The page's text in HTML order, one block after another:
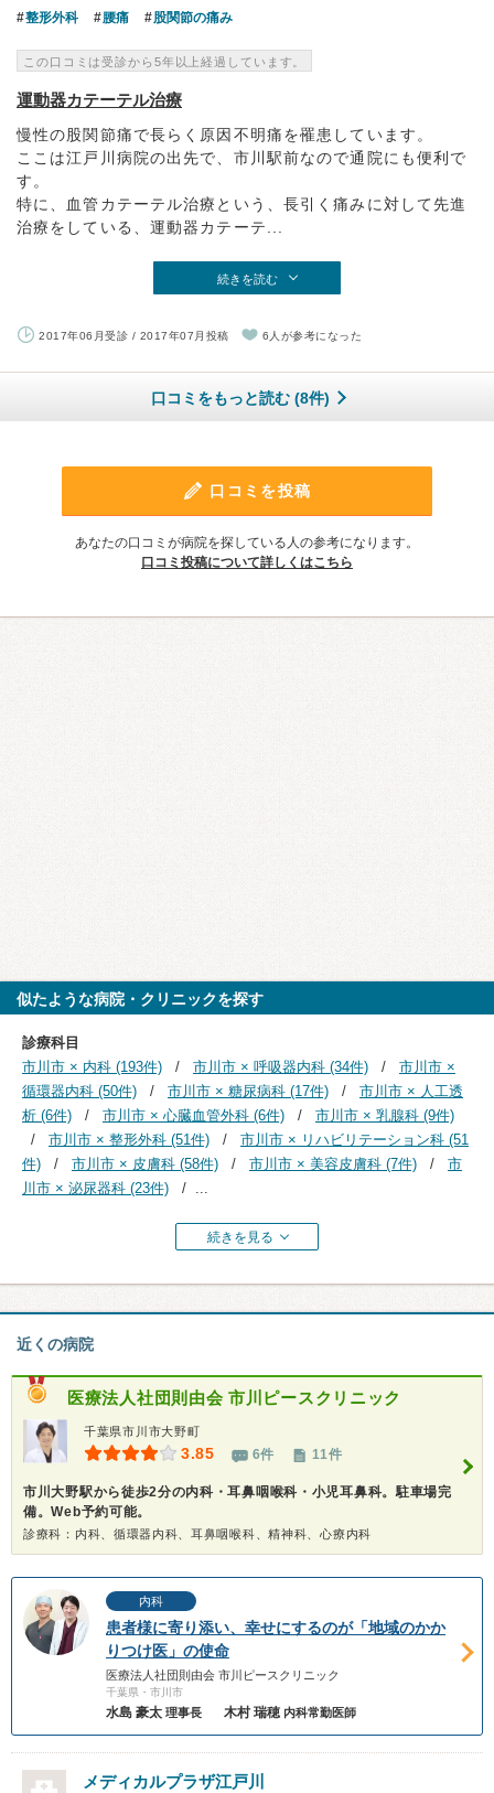
整形外科 腰痛 股関節の痛み
この口コミは受診から5年以上経過しています。
運動器カテーテル治療
慢性の股関節痛で長らく原因不明痛を罹患しています。
ここは江戸川病院の出先で、市川駅前なので通院にも便利で
す。
特に、血管カテーテル治療という、長引く痛みに対して先進
治療をしている、運動器カテーテ...
続きを読む
2017年06月受診 / 2017年07月投稿 6人が参考になった
口コミをもっと読む (8件)
口コミを投稿
あなたの口コミが病院を探している人の参考になります。
口コミ投稿について詳しくはこちら
似たような病院・クリニックを探す
診療科目
市川市 × 内科 (193件)
市川市 × 呼吸器内科 (34件)
市川市 ×
循環器内科 (50件)
市川市 × 糖尿病科 (17件)
市川市 × 人工透
析 (6件)
市川市 × 心臓血管外科 (6件)
市川市 × 乳腺科 (9件)
市川市 × 整形外科 (51件)
市川市 × リハビリテーション科 (51
件)
市川市 × 皮膚科 (58件) 市川市 × 美容皮膚科 (7件)
市
川市 × 泌尿器科 (23件)
...
続きを見る
近くの病院
医療法人社団則由会 市川ピースクリニック
千葉県市川市大野町
3.85 6件 11件
市川大野駅から徒歩2分の内科・耳鼻咽喉科・小児耳鼻科。駐車場完
備。Web予約可能。
診療科：内科、循環器内科、耳鼻咽喉科、精神科、心療内科
内科
患者様に寄り添い、幸せにするのが「地域のかか
りつけ医」の使命
医療法人社団則由会 市川ピースクリニック
千葉県・市川市
水島 豪太 理事長 木村 瑞穂 内科常勤医師
メディカルプラザ江戸川